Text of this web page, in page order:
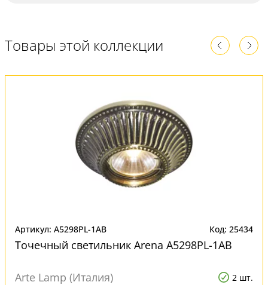
Товары этой коллекции
Артикул: A5298PL-1AB Код: 25434
Точечный светильник Arena A5298PL-1AB
Arte Lamp (Италия) 2 шт.